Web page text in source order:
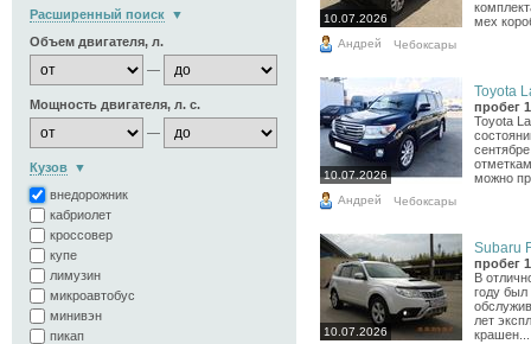
Расширенный поиск
Объем двигателя, л.
—
Мощность двигателя, л. с.
—
Кузов
внедорожник
кабриолет
кроссовер
купе
лимузин
микроавтобус
минивэн
пикап
10.07.2026
мех
Андрей Чебоксары
10.07.2026
Toyota
пробег
Toyota
можно
Андрей Чебоксары
10.07.2026
Subaru
пробег
В
году
лет
крашен...